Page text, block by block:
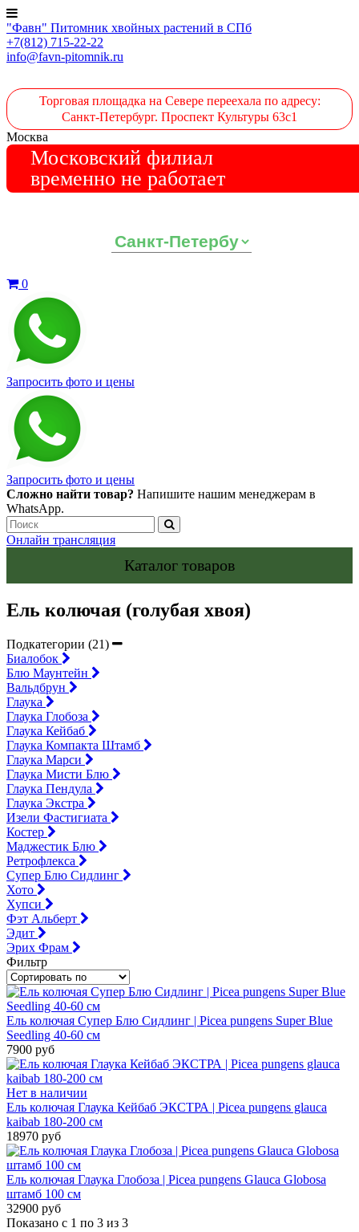
"Фавн" Питомник хвойных растений в СПб
+7(812) 715-22-22
info@favn-pitomnik.ru
Торговая площадка на Севере переехала по адресу:
Санкт-Петербург. Проспект Культуры 63с1
Москва
Московский филиал
временно не работает
0
Запросить фото и цены
Запросить фото и цены
Сложно найти товар? Напишите нашим менеджерам в
WhatsApp.
Онлайн трансляция
Каталог товаров
Ель колючая (голубая хвоя)
Подкатегории (21)
Биалобок
Блю Маунтейн
Вальдбрун
Глаука
Глаука Глобоза
Глаука Кейбаб
Глаука Компакта Штамб
Глаука Марси
Глаука Мисти Блю
Глаука Пендула
Глаука Экстра
Изели Фастигиата
Костер
Маджестик Блю
Ретрофлекса
Супер Блю Сидлинг
Хото
Хупси
Фэт Альберт
Эдит
Эрих Фрам
Фильтр
Ель колючая Супер Блю Сидлинг | Picea pungens Super Blue
Seedling 40-60 см
7900 руб
Нет в наличии
Ель колючая Глаука Кейбаб ЭКСТРА | Picea pungens glauca
kaibab 180-200 см
18970 руб
Ель колючая Глаука Глобоза | Picea pungens Glauca Globosa
штамб 100 см
32900 руб
Показано с 1 по 3 из 3